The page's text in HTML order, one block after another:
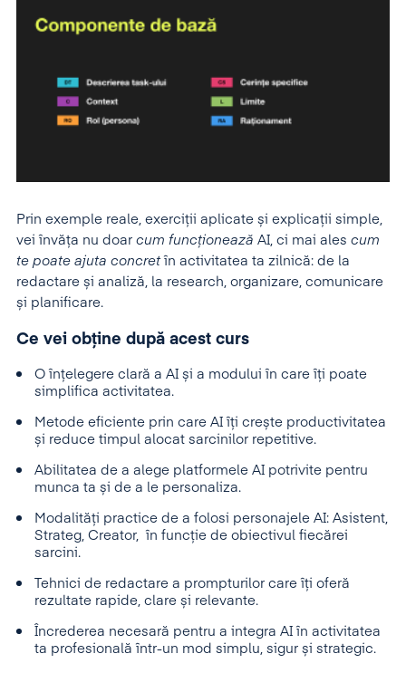
Prin exemple reale, exerciții aplicate și explicații simple,
vei învăța nu doar cum funcționează AI, ci mai ales cum
te poate ajuta concretîn activitatea ta zilnică: de la
redactare și analiză, la research, organizare, comunicare
și planificare.
Ce vei obține după acest curs
O înțelegere clară a AI și a modului în care îți poate
simplifica activitatea.
Metode eficiente prin care AI îți crește productivitatea
și reduce timpul alocat sarcinilor repetitive.
Abilitatea de a alege platformele AI potrivite pentru
munca ta și de a le personaliza.
Modalități practice de a folosi personajele AI: Asistent,
Strateg, Creator, în funcție de obiectivul fiecărei
sarcini.
Tehnici de redactare a prompturilor care îți oferă
rezultate rapide, clare și relevante.
Încrederea necesară pentru a integra AI în activitatea
ta profesională într-un mod simplu, sigur și strategic.